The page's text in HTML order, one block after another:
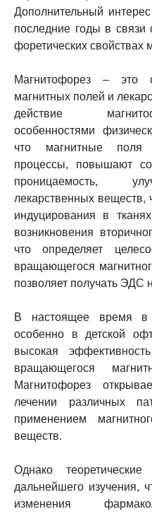
Дополнительный
последние годы в связи
форетических свойствах
Магнитофорез – это
магнитных полей и
действие
особенностями
что магнитные поля
процессы, повышают
проницаемость,
лекарственных веществ,
индуцирования в
возникновения
что определяет
вращающегося
позволяет получать ЭДС
В настоящее время в
особенно в детской
высокая
вращающегося
Магнитофорез
лечении различных
применением
веществ.
Однако
дальнейшего изучения,
изменения